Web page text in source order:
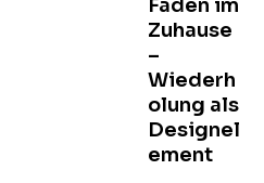
Faden im
Zuhause
–
Wiederh
olung als
Designel
ement